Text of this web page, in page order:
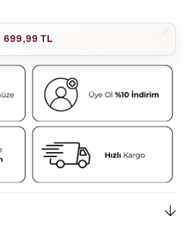
699,99 TL